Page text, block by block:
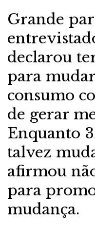
Grande
declarou
para
consumo
de gerar
Enquanto
talvez
afirmou
para
mudança.